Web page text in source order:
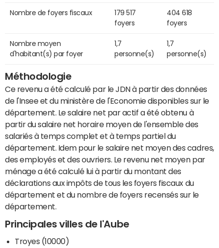
Nombre de foyers fiscaux
179 517
foyers
404 618
foyers
Nombre moyen
d'habitant(s) par foyer
1,7
personne(s)
1,7
personne(s)
Méthodologie
Ce revenu a été calculé par le JDN à partir des données
de l'Insee et du ministère de l'Economie disponibles sur le
département. Le salaire net par actif a été obtenu à
partir du salaire net horaire moyen de l'ensemble des
salariés à temps complet et à temps partiel du
département. Idem pour le salaire net moyen des cadres,
des employés et des ouvriers. Le revenu net moyen par
ménage a été calculé lui à partir du montant des
déclarations aux impôts de tous les foyers fiscaux du
département et du nombre de foyers recensés sur le
département.
Principales villes de l'Aube
Troyes (10000)